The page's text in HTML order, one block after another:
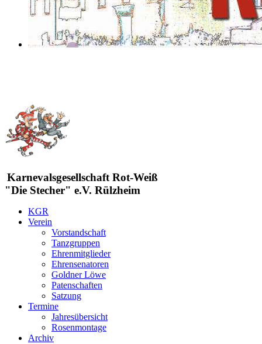
Karnevalsgesellschaft Rot-Weiß
"Die Stecher" e.V. Rülzheim
KGR
Verein
Vorstandschaft
Tanzgruppen
Ehrenmitglieder
Ehrensenatoren
Goldner Löwe
Patenschaften
Satzung
Termine
Jahresübersicht
Rosenmontage
Archiv